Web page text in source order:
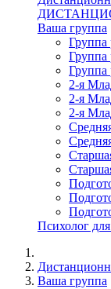
Ваша группа
Группа
Группа
Группа
2-я
2-я
2-я
Психолог
Ваша группа